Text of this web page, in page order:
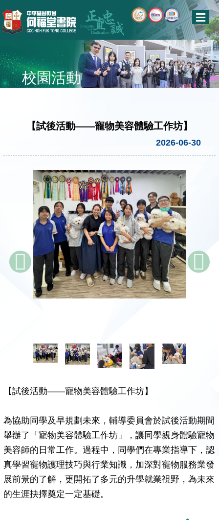
校園活動
【試後活動——寵物美容體驗工作坊】
2026-06-30
【試後活動——寵物美容體驗工作坊】
為協助同學及早規劃未來，輔導委員會於試後活動期間
舉辦了「寵物美容體驗工作坊」，讓同學親身體驗寵物
美容師的日常工作。過程中，同學們在專業指導下，認
真學習寵物護理技巧與行業知識，加深對寵物服務業發
展前景的了解，更開拓了多元的升學就業視野，為未來
的生涯抉擇奠定一定基礎。